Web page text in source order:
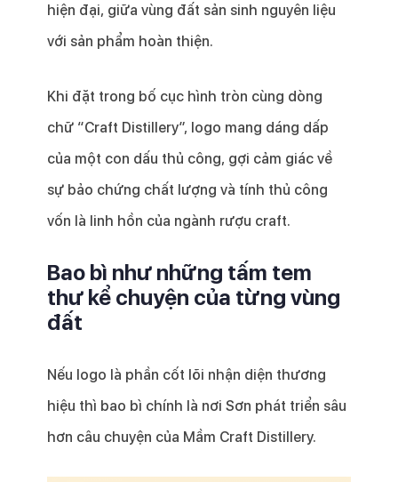
hiện đại, giữa vùng đất sản sinh nguyên liệu
với sản phẩm hoàn thiện.
Khi đặt trong bố cục hình tròn cùng dòng
chữ “Craft Distillery”, logo mang dáng dấp
của một con dấu thủ công, gợi cảm giác về
sự bảo chứng chất lượng và tính thủ công
vốn là linh hồn của ngành rượu craft.
Bao bì như những tấm tem
thư kể chuyện của từng vùng
đất
Nếu logo là phần cốt lõi nhận diện thương
hiệu thì bao bì chính là nơi Sơn phát triển sâu
hơn câu chuyện của Mầm Craft Distillery.